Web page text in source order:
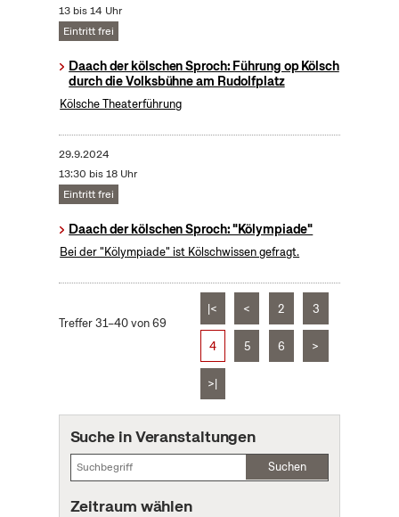
13 bis 14 Uhr
Eintritt frei
Daach der kölschen Sproch: Führung op Kölsch
durch die Volksbühne am Rudolfplatz
Kölsche Theaterführung
29.9.2024
13:30 bis 18 Uhr
Eintritt frei
Daach der kölschen Sproch: "Kölympiade"
Bei der "Kölympiade" ist Kölschwissen gefragt.
Treffer 31–40 von 69
|< < 2 3
4 5 6 >
>|
Suche in Veranstaltungen
Suchen
Zeitraum wählen